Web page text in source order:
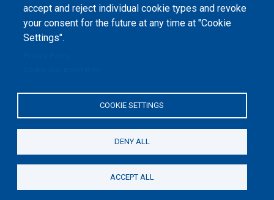
accept and reject individual cookie types and revoke
your consent for the future at any time at "Cookie
Settings".
COOKIE SETTINGS
DENY ALL
ACCEPT ALL
Peers International, the open peer review platfrom,
2023-2026. |Cookie Settings.
The website content is published under
"Peers International" was
Programme of the European Union within the OPTIMA project (618940-EPP-
1-2020-1-UA-EPPKA2-CBHE-JP). The European Commission's support for the
contents, which reflect the views only of the authors, and the Commission
cannot be held responsible for any use which may be made of the
information contained therein.